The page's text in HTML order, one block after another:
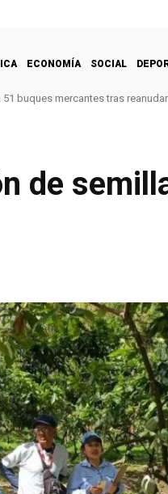
ECONOMÍA SOCIAL
51 buques mercantes tras
de